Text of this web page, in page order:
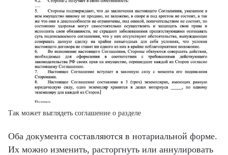
Так может выглядеть соглашение о разделе
Оба документа составляются в нотариальной форме.
Их можно изменить, расторгнуть или аннулировать